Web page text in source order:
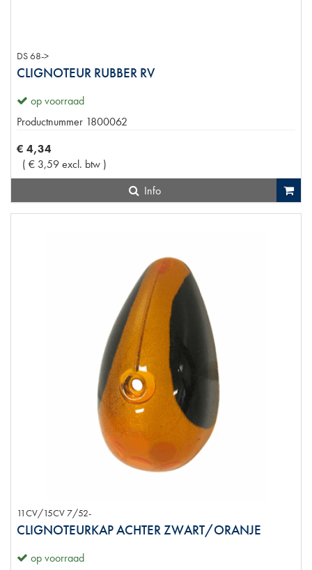
DS 68->
CLIGNOTEUR RUBBER RV
op voorraad
Productnummer 1800062
€ 4,34
( € 3,59excl. btw )
Info
11CV/15CV 7/52-
CLIGNOTEURKAP ACHTER ZWART/ORANJE
op voorraad